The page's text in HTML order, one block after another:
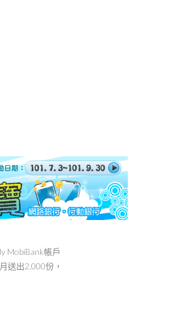
MobiBank帳戶
送出2,000份，